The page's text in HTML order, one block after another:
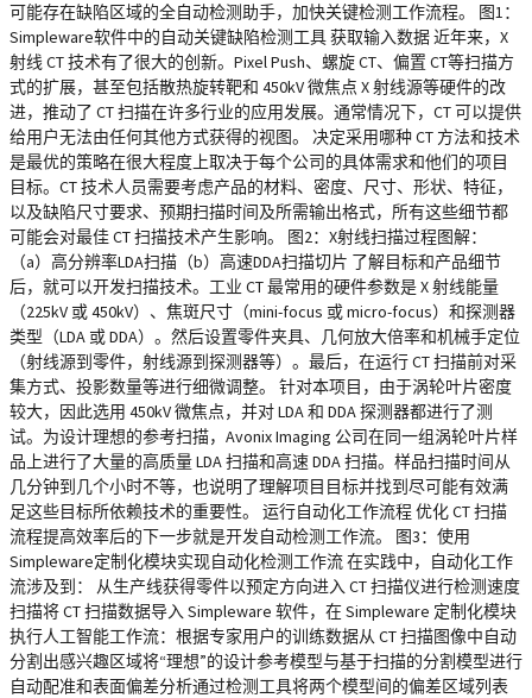
可能存在缺陷区域的全自动检测助手，加快关键检测工作流程。 图1：
Simpleware软件中的自动关键缺陷检测工具 获取输入数据 近年来，X
射线 CT 技术有了很大的创新。Pixel Push、螺旋 CT、偏置 CT等扫描方
式的扩展，甚至包括散热旋转靶和 450kV 微焦点 X 射线源等硬件的改
进，推动了 CT 扫描在许多行业的应用发展。通常情况下，CT 可以提供
给用户无法由任何其他方式获得的视图。 决定采用哪种 CT 方法和技术
是最优的策略在很大程度上取决于每个公司的具体需求和他们的项目
目标。CT 技术人员需要考虑产品的材料、密度、尺寸、形状、特征，
以及缺陷尺寸要求、预期扫描时间及所需输出格式，所有这些细节都
可能会对最佳 CT 扫描技术产生影响。 图2：X射线扫描过程图解：
（a）高分辨率LDA扫描（b）高速DDA扫描切片 了解目标和产品细节
后，就可以开发扫描技术。工业 CT 最常用的硬件参数是 X 射线能量
（225kV 或 450kV）、焦斑尺寸（mini-focus 或 micro-focus）和探测器
类型（LDA 或 DDA）。然后设置零件夹具、几何放大倍率和机械手定位
（射线源到零件，射线源到探测器等）。最后，在运行 CT 扫描前对采
集方式、投影数量等进行细微调整。 针对本项目，由于涡轮叶片密度
较大，因此选用 450kV 微焦点，并对 LDA 和 DDA 探测器都进行了测
试。为设计理想的参考扫描，Avonix Imaging 公司在同一组涡轮叶片样
品上进行了大量的高质量 LDA 扫描和高速 DDA 扫描。样品扫描时间从
几分钟到几个小时不等，也说明了理解项目目标并找到尽可能有效满
足这些目标所依赖技术的重要性。 运行自动化工作流程 优化 CT 扫描
流程提高效率后的下一步就是开发自动检测工作流。 图3：使用
Simpleware定制化模块实现自动化检测工作流 在实践中，自动化工作
流涉及到： 从生产线获得零件以预定方向进入 CT 扫描仪进行检测速度
扫描将 CT 扫描数据导入 Simpleware 软件，在 Simpleware 定制化模块
执行人工智能工作流：根据专家用户的训练数据从 CT 扫描图像中自动
分割出感兴趣区域将“理想”的设计参考模型与基于扫描的分割模型进行
自动配准和表面偏差分析通过检测工具将两个模型间的偏差区域列表